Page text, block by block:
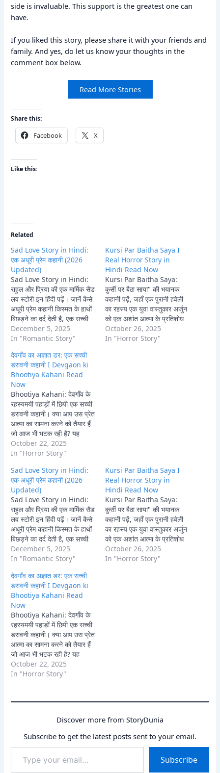
side is invaluable. This support is the greatest one can
have.
If you liked this story, please share it with your friends and
family. And yes, do let us know your thoughts in the
comment box below.
Read More Stories
Share this:
Facebook X
Like this:
Related
Sad Love Story in Hindi:
एक अधूरी प्रेम कहानी (2026
Updated)
Sad Love Story in Hindi:
राहुल और प्रिया की एक मार्मिक सैड
लव स्टोरी इन हिंदी पढ़ें। जानें कैसे
अधूरी प्रेम कहानी किस्मत के हाथों
बिछड़ने का दर्द देती है, एक सच्ची
प्रेम कहानी जो आपके दिल को छू
जाएगी।
December 5, 2025
In "Romantic Story"
Kursi Par Baitha Saya I
Real Horror Story in
Hindi Read Now
Kursi Par Baitha Saya:
कुर्सी पर बैठा साया" की भयानक
कहानी पढ़ें, जहाँ एक पुरानी हवेली
का रहस्य एक युवा वास्तुकार अर्जुन
को एक अशांत आत्मा के प्रतिशोध
और काले जादू के अंधेरे में धकेल
देता है। क्या वह लावण्या की आत्मा
October 26, 2025
In "Horror Story"
देवगाँव का अज्ञात डर: एक सच्ची
डरावनी कहानी I Devgaon ki
Bhootiya Kahani Read
Now
Bhootiya Kahani: देवगाँव के
रहस्यमयी पहाड़ों में छिपी एक सच्ची
डरावनी कहानी। क्या आप उस प्रेत
आत्मा का सामना करने को तैयार हैं
जो आज भी भटक रही है? यह
असली हॉरर डरावनी कहानी आपको
रात भर जगाए रखेगी।
October 22, 2025
In "Horror Story"
Sad Love Story in Hindi:
एक अधूरी प्रेम कहानी (2026
Updated)
Sad Love Story in Hindi:
राहुल और प्रिया की एक मार्मिक सैड
लव स्टोरी इन हिंदी पढ़ें। जानें कैसे
अधूरी प्रेम कहानी किस्मत के हाथों
बिछड़ने का दर्द देती है, एक सच्ची
प्रेम कहानी जो आपके दिल को छू
जाएगी।
December 5, 2025
In "Romantic Story"
Kursi Par Baitha Saya I
Real Horror Story in
Hindi Read Now
Kursi Par Baitha Saya:
कुर्सी पर बैठा साया" की भयानक
कहानी पढ़ें, जहाँ एक पुरानी हवेली
का रहस्य एक युवा वास्तुकार अर्जुन
को एक अशांत आत्मा के प्रतिशोध
और काले जादू के अंधेरे में धकेल
देता है। क्या वह लावण्या की आत्मा
October 26, 2025
In "Horror Story"
देवगाँव का अज्ञात डर: एक सच्ची
डरावनी कहानी I Devgaon ki
Bhootiya Kahani Read
Now
Bhootiya Kahani: देवगाँव के
रहस्यमयी पहाड़ों में छिपी एक सच्ची
डरावनी कहानी। क्या आप उस प्रेत
आत्मा का सामना करने को तैयार हैं
जो आज भी भटक रही है? यह
असली हॉरर डरावनी कहानी आपको
रात भर जगाए रखेगी।
October 22, 2025
In "Horror Story"
Discover more from StoryDunia
Subscribe to get the latest posts sent to your email.
your
email…
Subscribe